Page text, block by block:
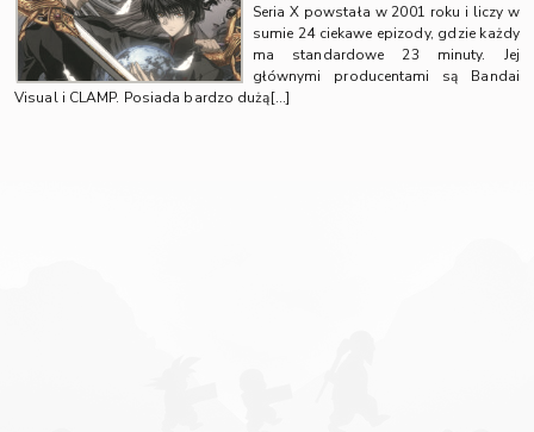
Seria X powstała w 2001 roku i liczy w
sumie 24 ciekawe epizody, gdzie każdy
ma standardowe 23 minuty. Jej
głównymi producentami są Bandai
Visual i CLAMP. Posiada bardzo dużą[…]